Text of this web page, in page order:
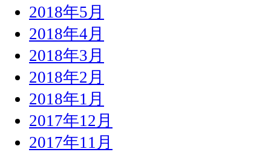
2018年5月
2018年4月
2018年3月
2018年2月
2018年1月
2017年12月
2017年11月